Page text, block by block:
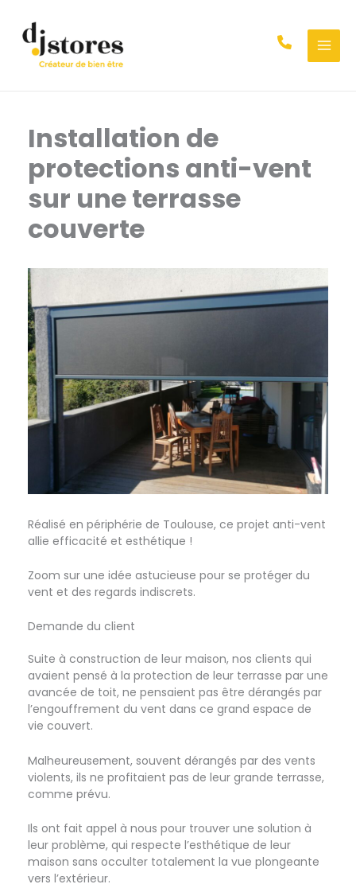
contenu
Installation de
protections anti-vent
sur une terrasse
couverte
Réalisé en périphérie de Toulouse, ce projet anti-vent
allie efficacité et esthétique !
Zoom sur une idée astucieuse pour se protéger du
vent et des regards indiscrets.
Demande du client
Suite à construction de leur maison, nos clients qui
avaient pensé à la protection de leur terrasse par une
avancée de toit, ne pensaient pas être dérangés par
l’engouffrement du vent dans ce grand espace de
vie couvert.
Malheureusement, souvent dérangés par des vents
violents, ils ne profitaient pas de leur grande terrasse,
comme prévu.
Ils ont fait appel à nous pour trouver une solution à
leur problème, qui respecte l’esthétique de leur
maison sans occulter totalement la vue plongeante
vers l’extérieur.